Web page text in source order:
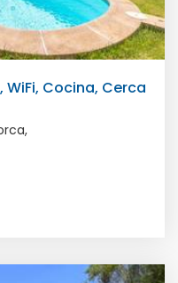
WiFi, Cocina, Cerca